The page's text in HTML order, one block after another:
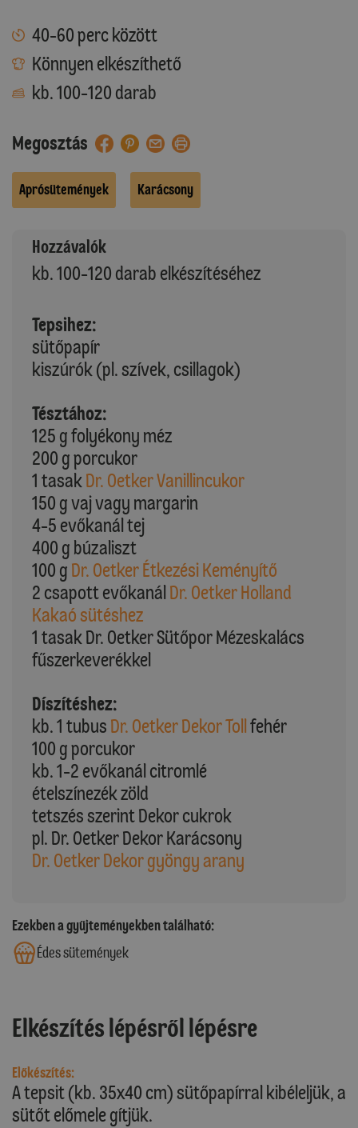
40-60 perc között
Könnyen elkészíthető
kb. 100-120 darab
Megosztás
Aprósütemények Karácsony
Hozzávalók
kb. 100-120 darab elkészítéséhez
Tepsihez:
sütőpapír
kiszúrók (pl. szívek, csillagok)
Tésztához:
125 g folyékony méz
200 g porcukor
1 tasak Dr. Oetker Vanillincukor
150 g vaj vagy margarin
4-5 evőkanál tej
400 g búzaliszt
100 g Dr. Oetker Étkezési Keményítő
2 csapott evőkanálDr. Oetker Holland
Kakaó sütéshez
1 tasak Dr. Oetker Sütőpor Mézeskalács
fűszerkeverékkel
Díszítéshez:
kb. 1 tubus Dr. Oetker Dekor Tollfehér
100 g porcukor
kb. 1-2 evőkanál citromlé
ételszínezék zöld
tetszés szerint Dekor cukrok
pl. Dr. Oetker Dekor Karácsony
Dr. Oetker Dekor gyöngy arany
Ezekben a gyűjteményekben található:
Édes sütemények
Elkészítés lépésről lépésre
Előkészítés:
A tepsit (kb. 35x40 cm) sütőpapírral kibéleljük, a
sütőt előmele gítjük.